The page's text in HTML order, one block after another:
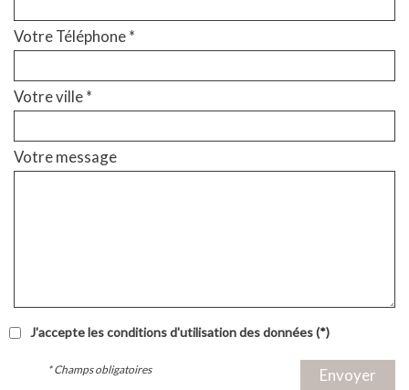
Votre Téléphone *
Votre ville *
Votre message
J'accepte les conditions d'utilisation des données (*)
Envoyer
* Champs obligatoires